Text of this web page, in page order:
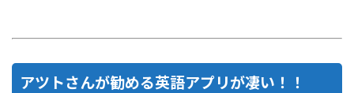
アツトさんが勧める英語アプリが凄い！！